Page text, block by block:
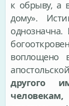
к обрыву, а
дому».
однозначна.
воплощено
другого